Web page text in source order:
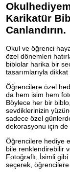
Karikatür
Canlandırın.
Okul ve öğrenci
özel dönemleri
biblolar harika bir
tasarımlarıyla
Öğrencilere özel
da hem isim hem
Böylece her bir
sevdiklerinizin
sadece özel
dekorasyonu için
Öğrencilere hediye
bile renklendirebilir
Fotoğraflı, İsimli
seçerek,